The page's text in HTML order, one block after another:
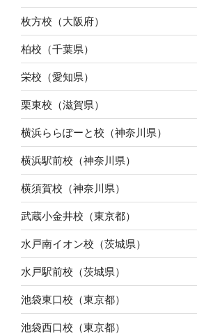
枚方校（大阪府）
柏校（千葉県）
栄校（愛知県）
栗東校（滋賀県）
横浜ららぽーと校（神奈川県）
横浜駅前校（神奈川県）
横須賀校（神奈川県）
武蔵小金井校（東京都）
水戸南イオン校（茨城県）
水戸駅前校（茨城県）
池袋東口校（東京都）
池袋西口校（東京都）